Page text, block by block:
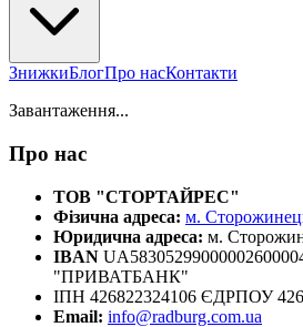
ЗнижкиБлогПро насКонтакти
Завантаження...
Про нас
ТОВ "СТОРТАЙРЕС"
Фізична адреса: м.
Юридична адреса: м.
IBAN
"ПРИВАТБАНК"
ІПН 426822324106 ЄДРПОУ
Email: info@radburg.com.ua